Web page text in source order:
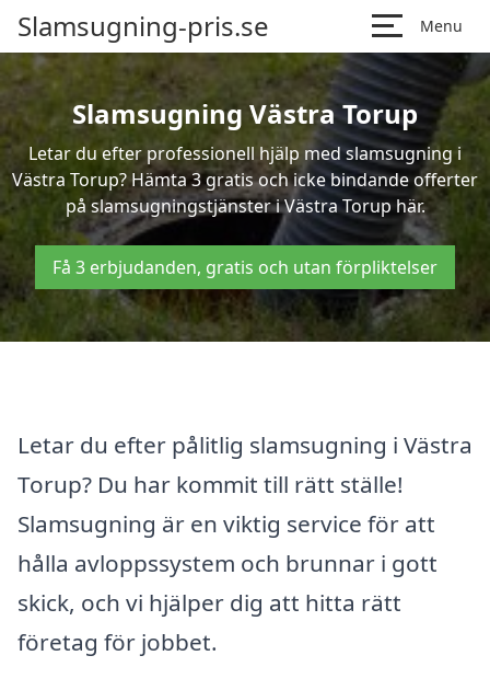
Slamsugning-pris.se Menu
Slamsugning Västra Torup
Letar du efter professionell hjälp med slamsugning i
Västra Torup? Hämta 3 gratis och icke bindande offerter
på slamsugningstjänster i Västra Torup här.
Få 3 erbjudanden, gratis och utan förpliktelser
Letar du efter pålitlig slamsugning i Västra
Torup? Du har kommit till rätt ställe!
Slamsugning är en viktig service för att
hålla avloppssystem och brunnar i gott
skick, och vi hjälper dig att hitta rätt
företag för jobbet.